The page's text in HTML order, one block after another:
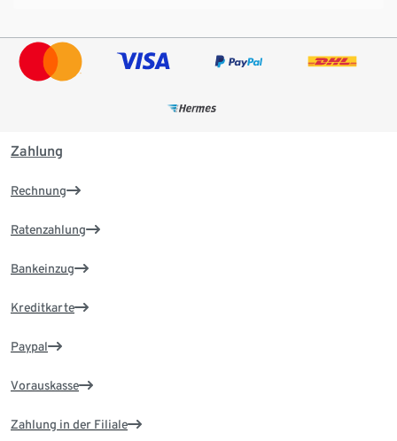
Zahlung
Rechnung
Ratenzahlung
Bankeinzug
Kreditkarte
Paypal
Vorauskasse
Zahlung in der Filiale